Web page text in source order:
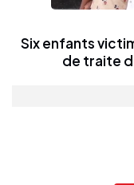
Six enfants
de traite